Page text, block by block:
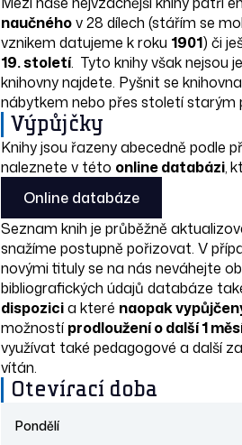
naučnéhov 28 dílech (stářím se
vznikem datujeme k roku 1901) či
19. století. Tyto knihy však nejsou
knihovny najdete. Pyšnit se
nábytkem nebo přes století starým
Výpůjčky
Knihy jsou řazeny abecedně podle
naleznete v této online databázi,
Online databáze
Seznam knih je průběžně
snažíme postupně pořizovat. V
novými tituly se na nás neváhejte
bibliografických údajů databáze
dispozicia které naopak
možností prodloužení o další 1
využívat také pedagogové a další
vítán.
Otevírací doba
Pondělí